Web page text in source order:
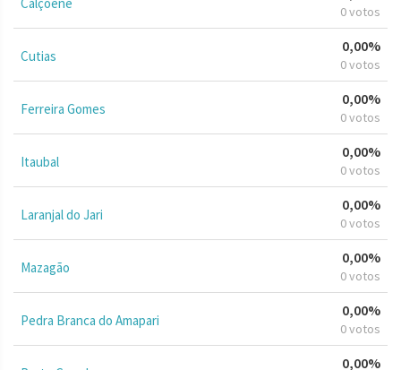
0 votos
Cutias
0,00%
0 votos
Ferreira Gomes
0,00%
0 votos
Itaubal
0,00%
0 votos
Laranjal do Jari
0,00%
0 votos
Mazagão
0,00%
0 votos
Pedra Branca do Amapari
0,00%
0 votos
0,00%